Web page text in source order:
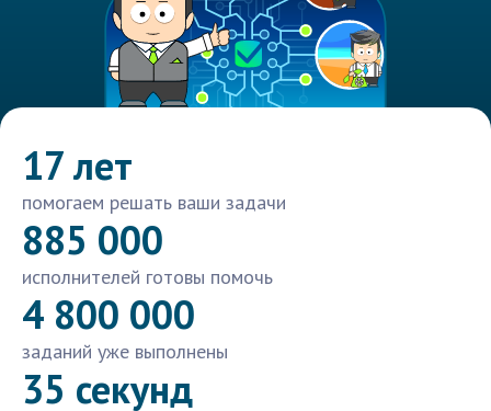
17 лет
помогаем решать ваши задачи
885 000
исполнителей готовы помочь
4 800 000
заданий уже выполнены
35 секунд